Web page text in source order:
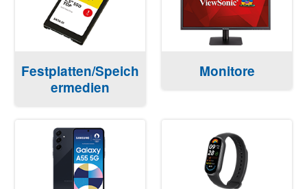
Festplatten/Speich
ermedien
Monitore